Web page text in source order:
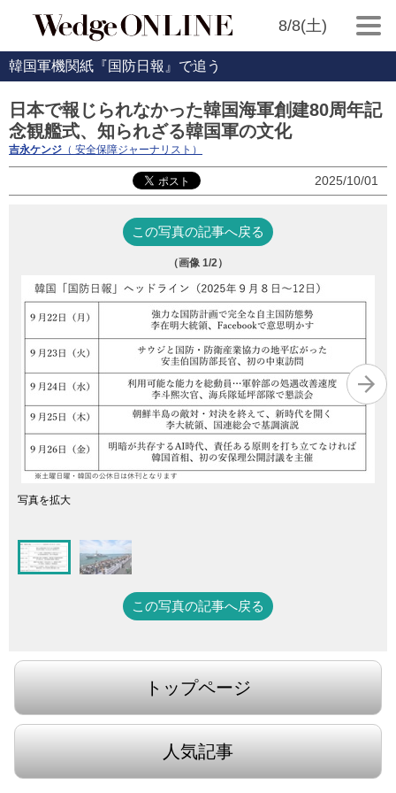
8/8(土)
韓国軍機関紙『国防日報』で追う
日本で報じられなかった韓国海軍創建80周年記
念観艦式、知られざる韓国軍の文化
吉永ケンジ （ 安全保障ジャーナリスト）
2025/10/01
この写真の記事へ戻る
（画像 1/2）
写真を拡大
この写真の記事へ戻る
トップページ
人気記事